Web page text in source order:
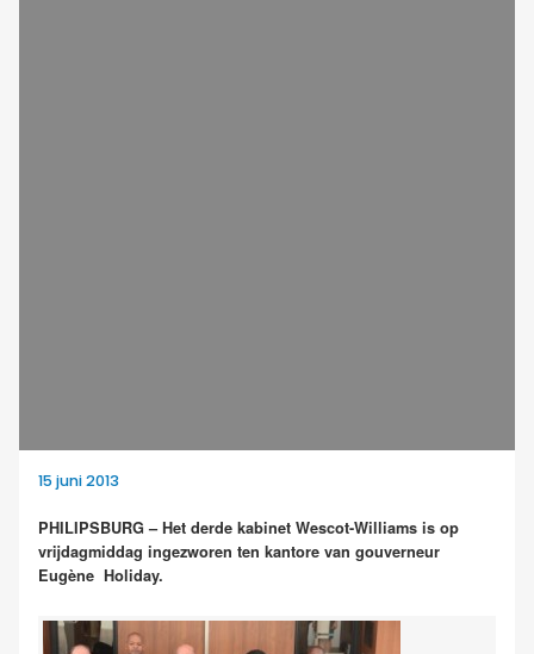
15 juni 2013
PHILIPSBURG – Het derde kabinet Wescot-Williams is op
vrijdagmiddag ingezworen ten kantore van gouverneur
Eugène Holiday.